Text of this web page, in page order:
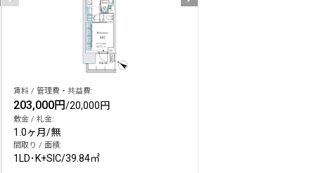
賃料 / 管理費・共益費:
203,000円/20,000円
敷金 / 礼金:
1.0ヶ月/無
間取り / 面積:
1LD･K+SIC/39.84㎡